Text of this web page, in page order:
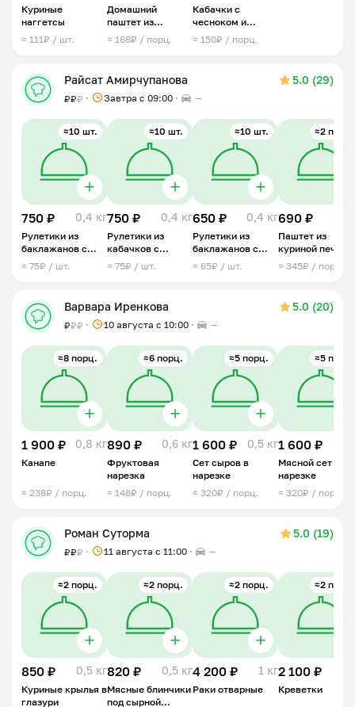
Куриные
наггетсы
≈ 111₽ / шт.
Домашний
паштет из
куриной печени
≈ 168₽ / порц.
Кабачки с
чесноком и
сыром
≈ 150₽ / порц.
Райсат Амирчупанова 5.0 (29)
₽₽₽ Завтра c 09:00 —
≈10 шт.
750 ₽ 0,4 кг
Рулетики из
баклажанов с
творожным
сыром
≈ 75₽ / шт.
≈10 шт.
750 ₽ 0,4 кг
Рулетики из
кабачков с
творожным
сыром
≈ 75₽ / шт.
≈10 шт.
650 ₽ 0,4 кг
Рулетики из
баклажанов с
помидорами
≈ 65₽ / шт.
≈2 порц.
690 ₽
Паштет из
куриной печени
≈ 345₽ / порц.
Варвара Иренкова 5.0 (20)
₽₽₽ 10 августа с 10:00 —
≈8 порц.
1 900 ₽ 0,8 кг
Канапе
≈ 238₽ / порц.
≈6 порц.
890 ₽ 0,6 кг
Фруктовая
нарезка
≈ 148₽ / порц.
≈5 порц.
1 600 ₽ 0,5 кг
Сет сыров в
нарезке
≈ 320₽ / порц.
≈5 порц.
1 600 ₽
Мясной сет в
нарезке
≈ 320₽ / порц.
Роман Суторма 5.0 (19)
₽₽₽ 11 августа с 11:00 —
≈2 порц.
850 ₽ 0,5 кг
Куриные крылья в
глазури
≈2 порц.
820 ₽ 0,5 кг
Мясные блинчики
под сырной
≈2 порц.
4 200 ₽ 1 кг
Раки отварные
≈2 порц.
2 100 ₽
Креветки